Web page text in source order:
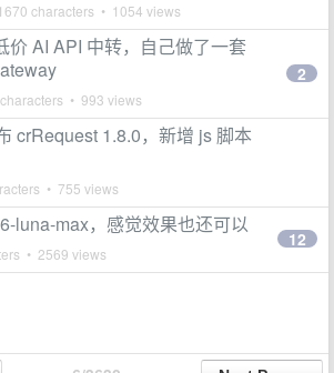
characters • 1054 views
价 AI API 中转，自己做了一套
• 993 views
2
crRequest 1.8.0，新增 js 脚本
• 755 views
luna-max，感觉效果也还可以
• 2569 views
12